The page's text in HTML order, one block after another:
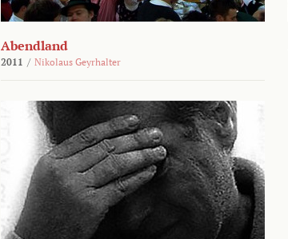
Abendland
2011 / Nikolaus Geyrhalter